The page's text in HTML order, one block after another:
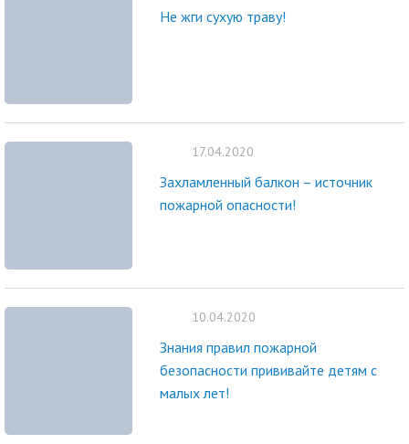
Не жги сухую траву!
17.04.2020
Захламленный балкон – источник
пожарной опасности!
10.04.2020
Знания правил пожарной
безопасности прививайте детям с
малых лет!